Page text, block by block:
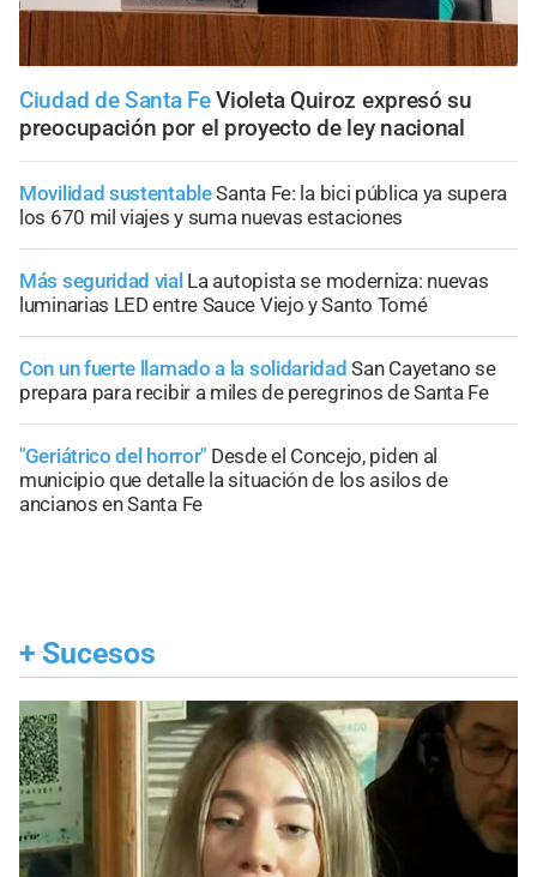
Ciudad de Santa Fe Violeta Quiroz expresó su
preocupación por el proyecto de ley nacional
Movilidad sustentableSanta Fe: la bici pública ya supera
los 670 mil viajes y suma nuevas estaciones
Más seguridad vial La autopista se moderniza: nuevas
luminarias LED entre Sauce Viejo y Santo Tomé
Con un fuerte llamado a la solidaridad San Cayetano se
prepara para recibir a miles de peregrinos de Santa Fe
"Geriátrico del horror" Desde el Concejo, piden al
municipio que detalle la situación de los asilos de
ancianos en Santa Fe
+ Sucesos